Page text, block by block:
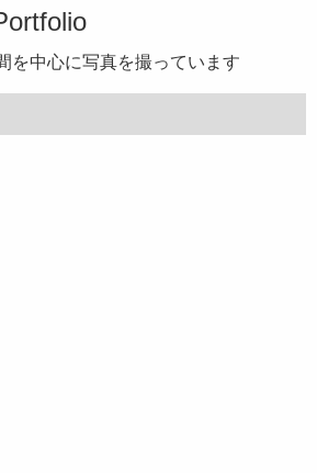
を中心に写真を撮っています